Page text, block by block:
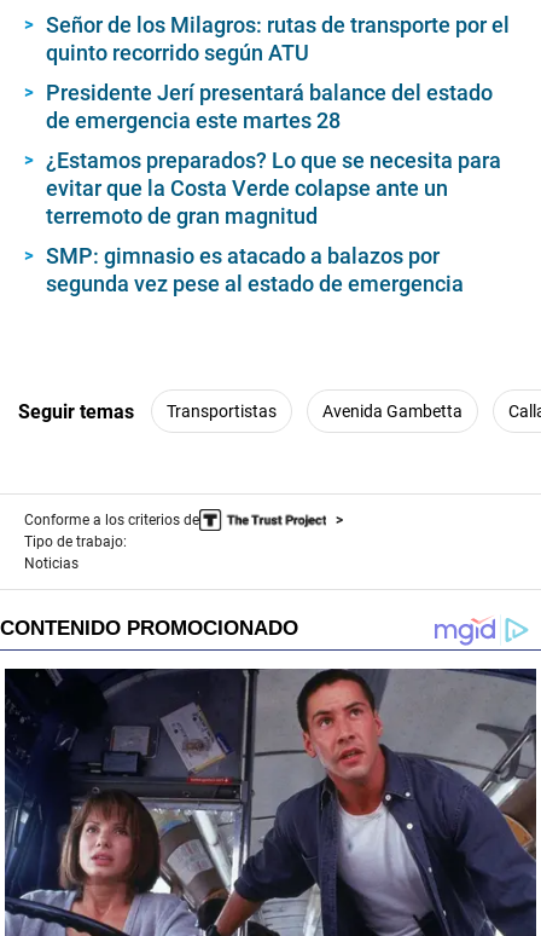
Señor de los Milagros: rutas de transporte por el
quinto recorrido según ATU
Presidente Jerí presentará balance del estado
de emergencia este martes 28
¿Estamos preparados? Lo que se necesita para
evitar que la Costa Verde colapse ante un
terremoto de gran magnitud
SMP: gimnasio es atacado a balazos por
segunda vez pese al estado de emergencia
Seguir temas Transportistas Avenida Gambetta
Conforme a los criterios de
Tipo de trabajo:
Noticias